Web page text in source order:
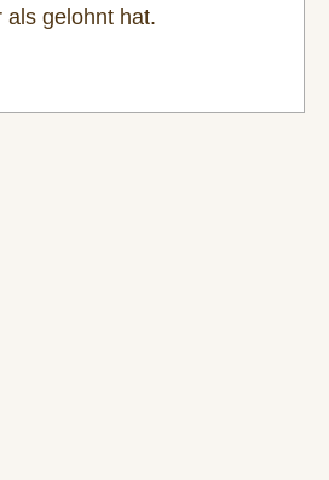
als gelohnt hat.